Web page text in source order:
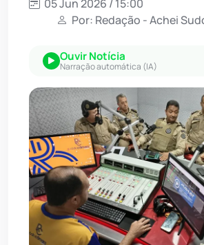
05 Jun 2026 / 15:00
Por: Redação - Achei
Ouvir Notícia
Narração automática (IA)